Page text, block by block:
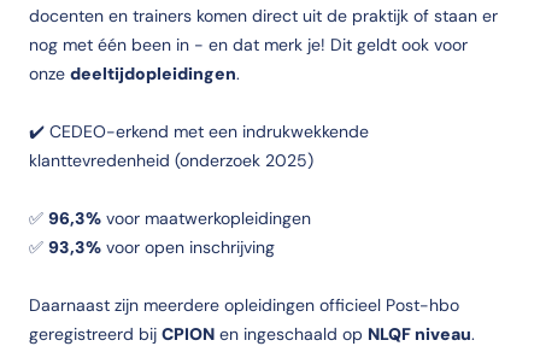
docenten en trainers komen direct uit de praktijk of staan er
nog met één been in - en dat merk je! Dit geldt ook voor
onze deeltijdopleidingen.
✔️ CEDEO-erkend met een indrukwekkende
klanttevredenheid (onderzoek 2025)
✅ 96,3% voor maatwerkopleidingen
✅ 93,3% voor open inschrijving
Daarnaast zijn meerdere opleidingen officieel Post-hbo
geregistreerd bij CPION en ingeschaald op NLQF niveau.